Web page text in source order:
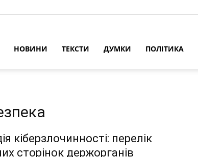
НОВИНИ ТЕКСТИ ДУМКИ ПОЛІТИКА
кіберзлочинності: перелік
сторінок держорганів